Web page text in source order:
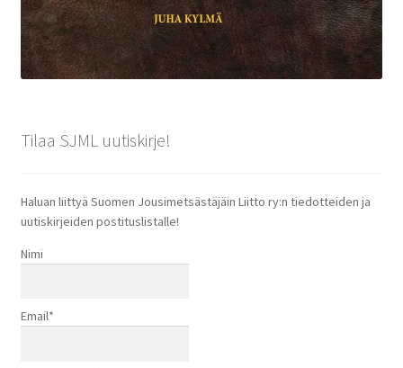
Tilaa SJML uutiskirje!
Haluan liittyä Suomen Jousimetsästäjäin Liitto ry:n tiedotteiden ja
uutiskirjeiden postituslistalle!
Nimi
Email*